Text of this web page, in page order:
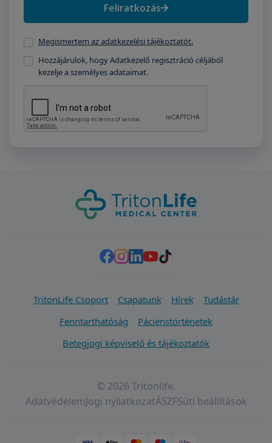
Feliratkozás
Megismertem az adatkezelési tájékoztatót.
Hozzájárulok, hogy Adatkezelő regisztráció céljából
kezelje a személyes adataimat.
TritonLife Csoport Csapatunk Hírek
Tudástár
Fenntarthatóság
Pácienstörténetek
Betegjogi képviselő és tájékoztatók
© 2026 Tritonlife.
AdatvédelemJogi nyilatkozatÁSZFSüti beállítások